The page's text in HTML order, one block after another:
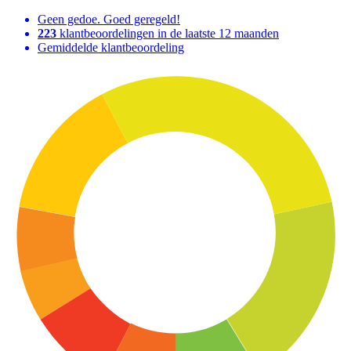
Geen gedoe. Goed geregeld!
223 klantbeoordelingen in de laatste 12 maanden
Gemiddelde klantbeoordeling